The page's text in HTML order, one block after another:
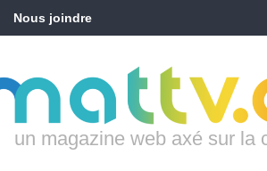
Nous joindre
un magazine web axé sur la